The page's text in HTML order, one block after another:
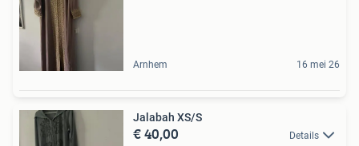
Arnhem 16 mei 26
Jalabah XS/S
€ 40,00 Details